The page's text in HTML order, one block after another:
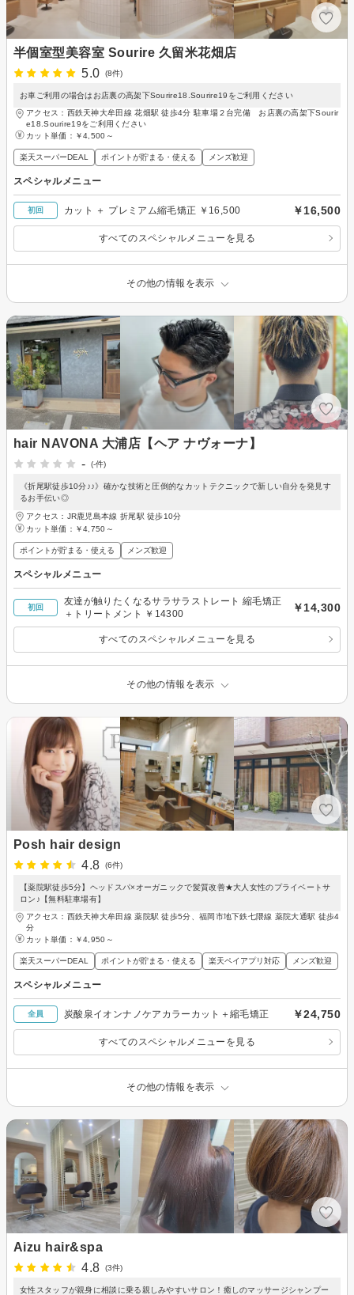
半個室型美容室 Sourire 久留米花畑店
5.0
(8件)
お車ご利用の場合はお店裏の高架下Sourire18.Sourire19をご利用ください
アクセス：西鉄天神大牟田線 花畑駅 徒歩4分 駐車場２台完備 お店裏の高架下Sourir
e18.Sourire19をご利用ください
カット単価： ￥4,500～
楽天スーパーDEAL ポイントが貯まる・使える メンズ歓迎
スペシャルメニュー
初回 カット ＋ プレミアム縮毛矯正 ￥16,500 ￥16,500
すべてのスペシャルメニューを見る
その他の情報を表示
hair NAVONA 大浦店【ヘア ナヴォーナ】
-
(-件)
《折尾駅徒歩10分♪♪》確かな技術と圧倒的なカットテクニックで新しい自分を発見す
るお手伝い◎
アクセス：JR鹿児島本線 折尾駅 徒歩10分
カット単価： ￥4,750～
ポイントが貯まる・使える メンズ歓迎
スペシャルメニュー
初回
友達が触りたくなるサラサラストレート 縮毛矯正
＋トリートメント ￥14300
￥14,300
すべてのスペシャルメニューを見る
その他の情報を表示
Posh hair design
4.8
(6件)
【薬院駅徒歩5分】ヘッドスパ×オーガニックで髪質改善★大人女性のプライベートサ
ロン♪【無料駐車場有】
アクセス：西鉄天神大牟田線 薬院駅 徒歩5分、福岡市地下鉄七隈線 薬院大通駅 徒歩4
分
カット単価： ￥4,950～
楽天スーパーDEAL ポイントが貯まる・使える 楽天ペイアプリ対応 メンズ歓迎
スペシャルメニュー
全員 炭酸泉イオンナノケアカラーカット＋縮毛矯正 ￥24,750
すべてのスペシャルメニューを見る
その他の情報を表示
Aizu hair&spa
4.8
(3件)
女性スタッフが親身に相談に乗る親しみやすいサロン！癒しのマッサージシャンプー